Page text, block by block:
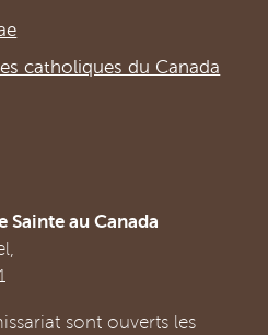
catholiques du Canada
Sainte au Canada
sont ouverts les